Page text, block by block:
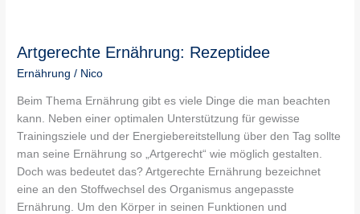
Artgerechte Ernährung: Rezeptidee
Ernährung / Nico
Beim Thema Ernährung gibt es viele Dinge die man beachten
kann. Neben einer optimalen Unterstützung für gewisse
Trainingsziele und der Energiebereitstellung über den Tag sollte
man seine Ernährung so „Artgerecht“ wie möglich gestalten.
Doch was bedeutet das? Artgerechte Ernährung bezeichnet
eine an den Stoffwechsel des Organismus angepasste
Ernährung. Um den Körper in seinen Funktionen und
Rezeptidee